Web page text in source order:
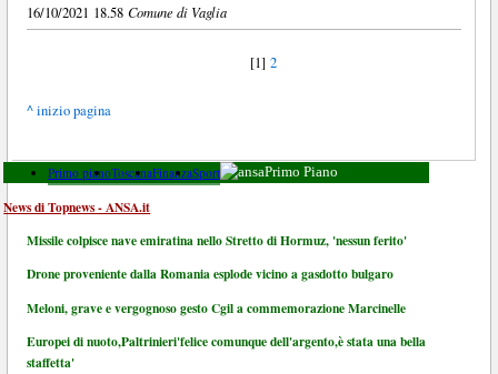
16/10/2021 18.58 Comune di Vaglia
[1]2
^ inizio pagina
Primo pianoToscanaFinanzaSport Primo Piano
News di Topnews - ANSA.it
Missile colpisce nave emiratina nello Stretto di Hormuz, 'nessun ferito'
Drone proveniente dalla Romania esplode vicino a gasdotto bulgaro
Meloni, grave e vergognoso gesto Cgil a commemorazione Marcinelle
Europei di nuoto,Paltrinieri'felice comunque dell'argento,è stata una bella
staffetta'